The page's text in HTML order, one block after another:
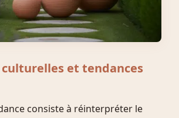
culturelles et tendances
consiste à réinterpréter le